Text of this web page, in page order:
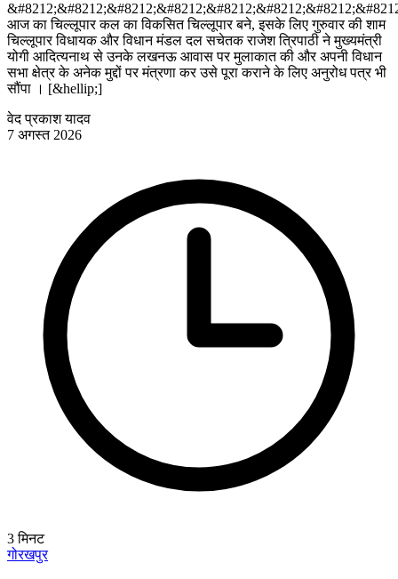
आज का चिल्लूपार कल का विकसित चिल्लूपार बने, इसके लिए गुरुवार की शाम
चिल्लूपार विधायक और विधान मंडल दल सचेतक राजेश त्रिपाठी ने मुख्यमंत्री
योगी आदित्यनाथ से उनके लखनऊ आवास पर मुलाकात की और अपनी विधान
सभा क्षेत्र के अनेक मुद्दों पर मंत्रणा कर उसे पूरा कराने के लिए अनुरोध पत्र भी
सौंपा । [&hellip;]
वेद प्रकाश यादव
7 अगस्त 2026
3मिनट
गोरखपुर